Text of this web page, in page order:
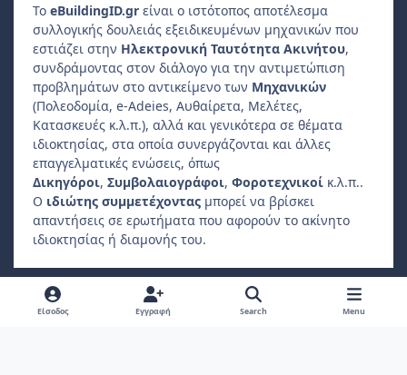
Το eBuildingID.gr είναι ο ιστότοπος αποτέλεσμα
συλλογικής δουλειάς εξειδικευμένων μηχανικών που
εστιάζει στην Ηλεκτρονική Ταυτότητα Ακινήτου,
συνδράμοντας στον διάλογο για την αντιμετώπιση
προβλημάτων στο αντικείμενο των Μηχανικών
(Πολεοδομία, e-Adeies, Αυθαίρετα, Μελέτες,
Κατασκευές κ.λ.π.), αλλά και γενικότερα σε θέματα
ιδιοκτησίας, στα οποία συνεργάζονται και άλλες
επαγγελματικές ενώσεις, όπως
Δικηγόροι, Συμβολαιογράφοι, Φοροτεχνικοί κ.λ.π..
Ο ιδιώτης συμμετέχοντας μπορεί να βρίσκει
απαντήσεις σε ερωτήματα που αφορούν το ακίνητο
ιδιοκτησίας ή διαμονής του.
Light ModeDark ModeSystem Preference
f
Είσοδος Εγγραφή Search Menu